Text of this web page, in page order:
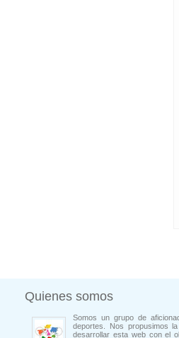
Quienes somos
Somos un grupo de
deportes. Nos propusimos
desarrollar esta web con el